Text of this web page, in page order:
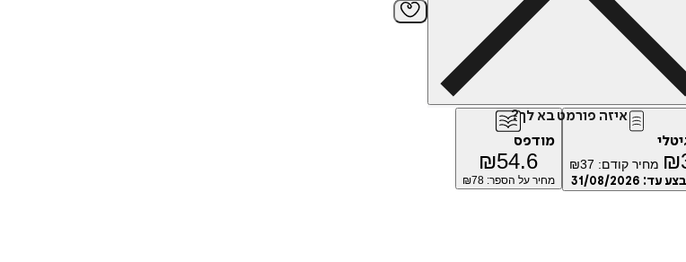
איזה פורמט בא לך?
₪ מחיר קודם: ₪37
עד: 31/08/2026
מודפס
₪54.6
מחיר על הספר: ₪78